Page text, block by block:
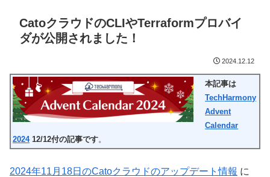
CatoクラウドのCLIやTerraformプロバイ
ダが公開されました！
2024.12.12
本記事は
TechHarmony
Advent
Calendar
202412/12付の記事です。
2024年11月18日のCatoクラウドのアップデート情報 に